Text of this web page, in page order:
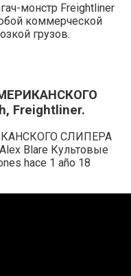
монстр Freightliner
коммерческой
грузов.
Freightliner.
СЛИПЕРА
Blare Культовые
hace 1 año 18